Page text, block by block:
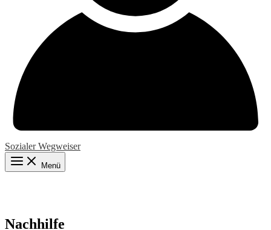
Sozialer Wegweiser
Menü
Nachhilfe